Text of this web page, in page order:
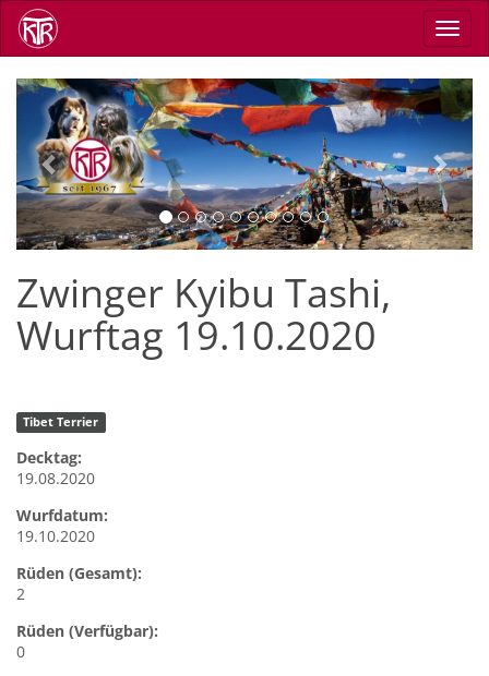
Direkt
zum
Inhalt
Previous Next
Zwinger Kyibu Tashi,
Wurftag 19.10.2020
Tibet Terrier
Decktag:
19.08.2020
Wurfdatum:
19.10.2020
Rüden (Gesamt):
2
Rüden (Verfügbar):
0